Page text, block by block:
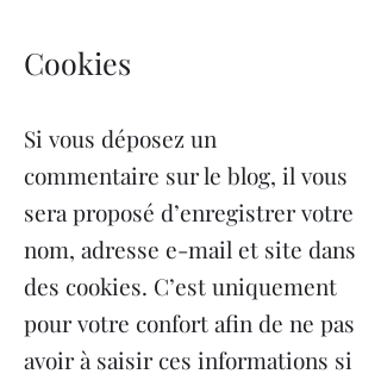
Cookies
Si vous déposez un
commentaire sur le blog, il vous
sera proposé d’enregistrer votre
nom, adresse e-mail et site dans
des cookies. C’est uniquement
pour votre confort afin de ne pas
avoir à saisir ces informations si